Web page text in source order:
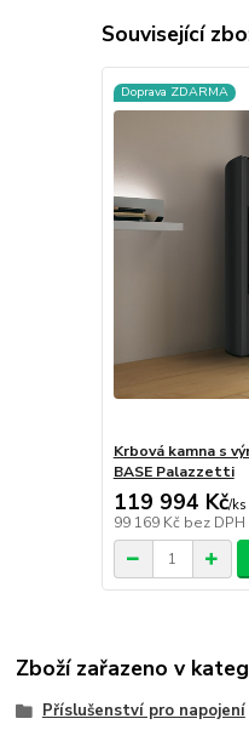
Související
Doprava ZDARMA
Krbová kamna s
BASE Palazzetti
119 994 Kč/ks
99 169 Kč bez DPH
Zboží zařazeno v
Příslušenství pro napojení